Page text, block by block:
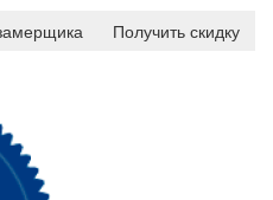
Получить скидку